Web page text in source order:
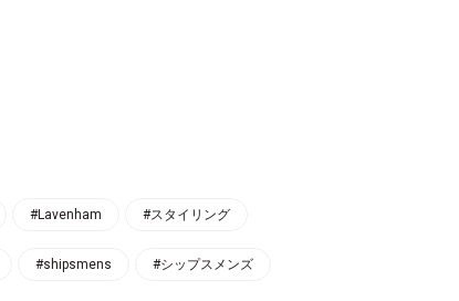
#Lavenham #スタイリング
#shipsmens #シップスメンズ